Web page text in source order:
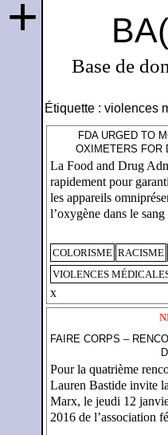
Base de
+
Étiquette : violences
FDA URGED TO
OXIMETERS FOR
La Food and Drug
rapidement pour
les appareils
l’oxygène dans le
COLORISME RACISME
VIOLENCES
x
FAIRE CORPS –
Pour la quatrième
Lauren Bastide invite
Marx, le jeudi 12
2016 de l’association